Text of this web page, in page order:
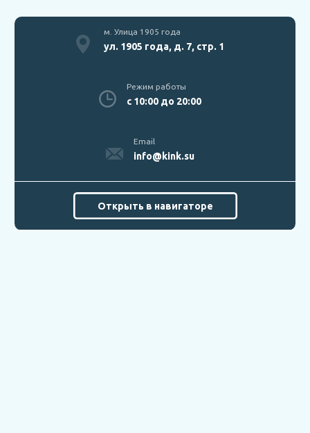
м. Улица 1905 года
ул. 1905 года, д. 7, стр. 1
Режим работы
с 10:00 до 20:00
Email
info@kink.su
Открыть в навигаторе